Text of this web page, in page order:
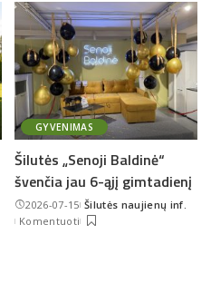
GYVENIMAS
Šilutės „Senoji Baldinė“
švenčia jau 6-ąjį gimtadienį
2026-07-15Posted
by
Šilutės naujienų inf.
Komentuoti